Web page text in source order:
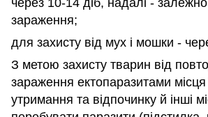
зараження;
для захисту від мух і мошки -
З метою захисту тварин від
зараження ектопаразитами місця
утримання та відпочинку й інші